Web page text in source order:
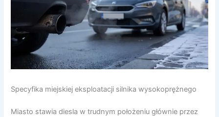
Specyfika miejskiej eksploatacji silnika wysokoprężnego
Miasto stawia diesla w trudnym położeniu głównie przez